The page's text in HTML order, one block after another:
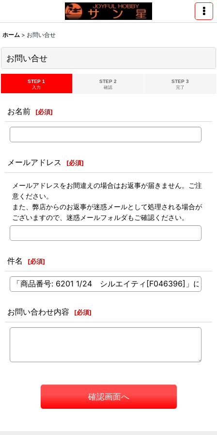
ホーム > お問い合せ
お問い合せ
STEP 1
入力
STEP 2
確認
STEP 3
完了
お名前 [必須]
メールアドレス [必須]
メールアドレスをお間違えの場合はお返事が届きません。ご注
意ください。
また、弊店からのお返事が迷惑メールとして処理される場合が
ございますので、迷惑メールフォルダもご確認ください。
件名 [必須]
お問い合わせ内容 [必須]
確認画面へ